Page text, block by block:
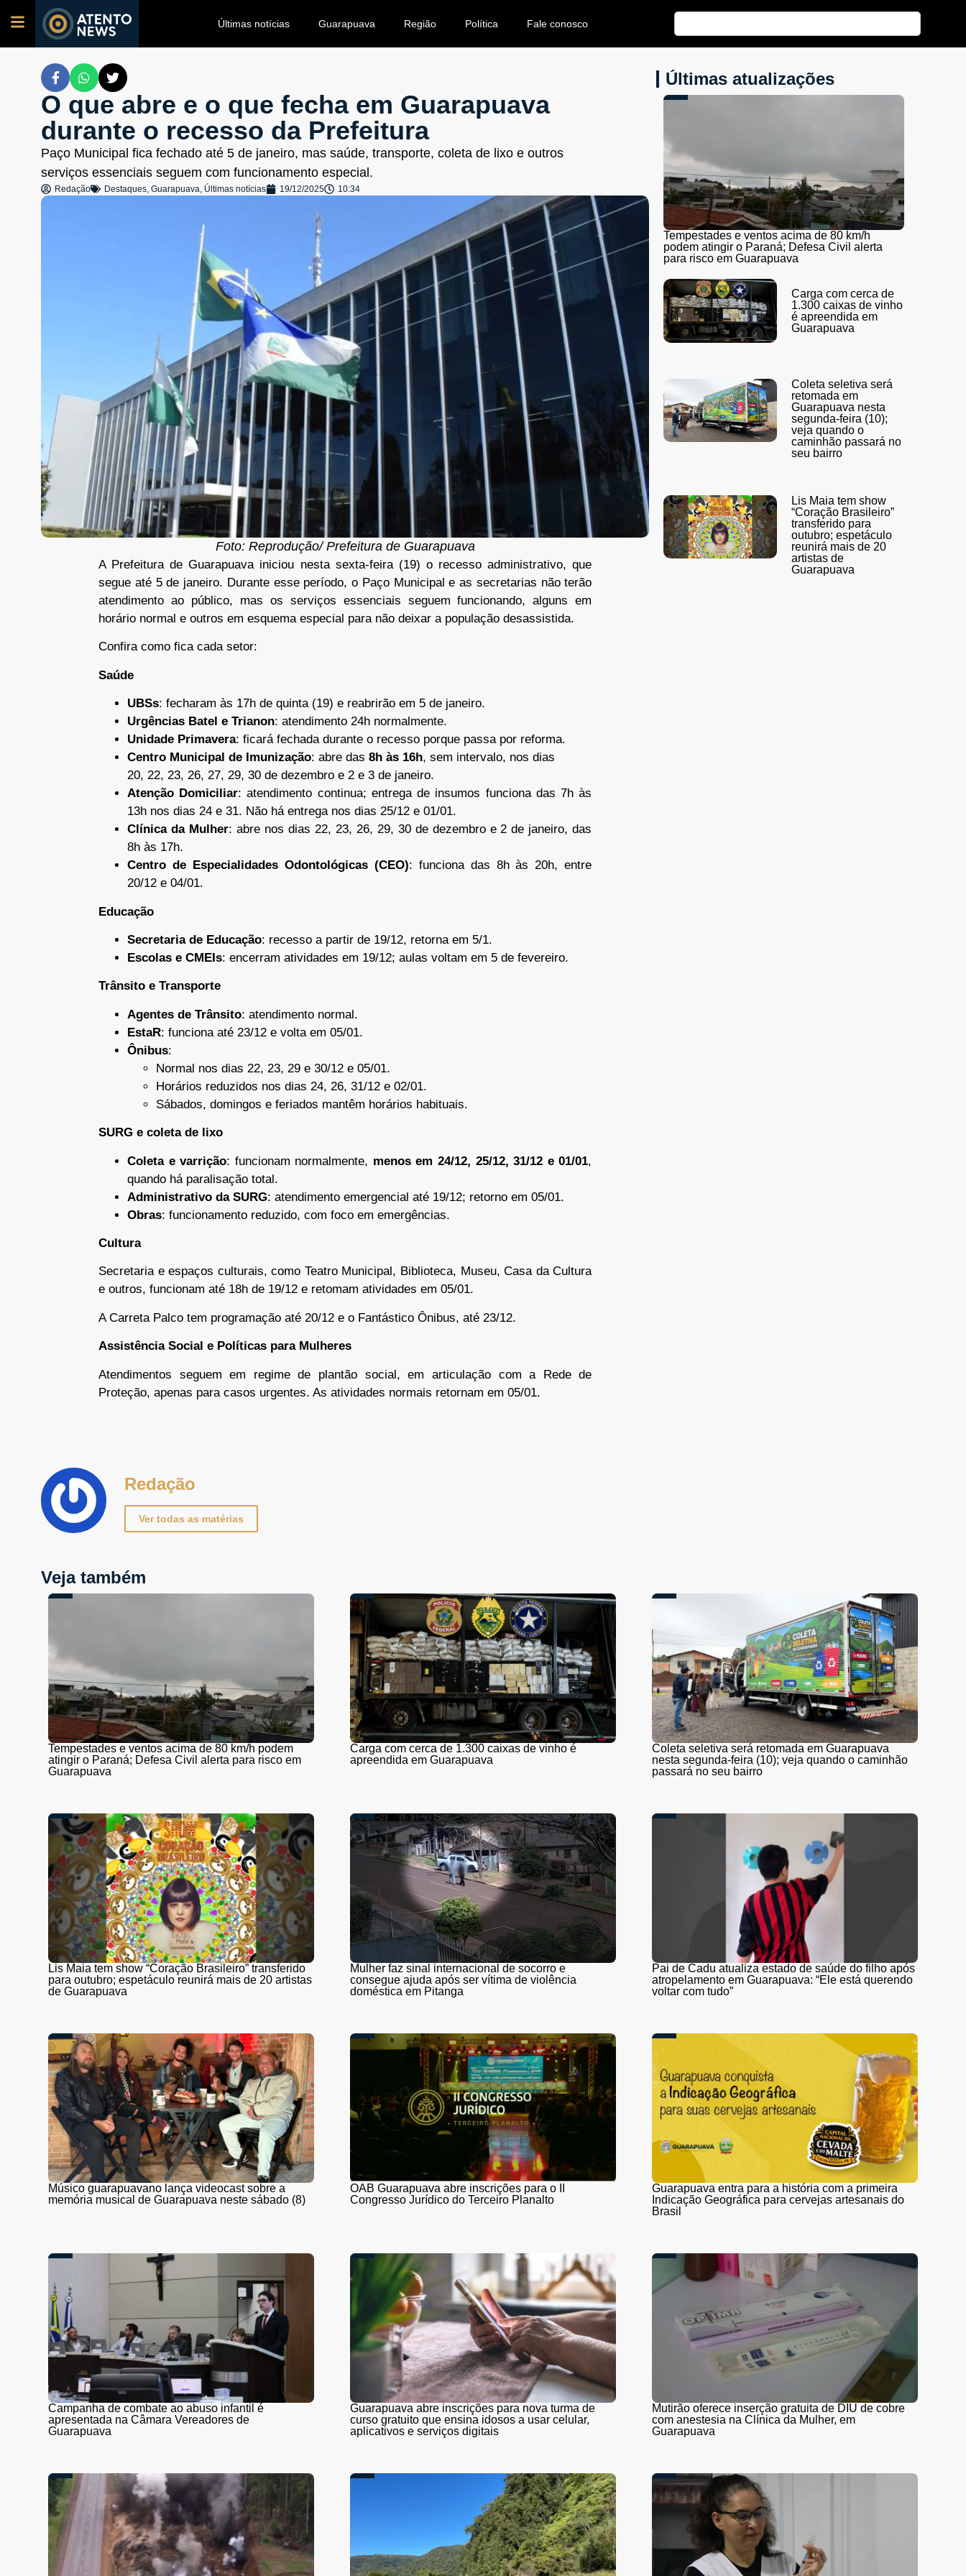
Últimas notícias Guarapuava Região Política Fale conosco
O que abre e o que fecha em Guarapuava
durante o recesso da Prefeitura
Paço Municipal fica fechado até 5 de janeiro, mas saúde, transporte, coleta de lixo e outros
serviços essenciais seguem com funcionamento especial.
Redação Destaques, Guarapuava, Últimas notícias 19/12/2025 10:34
Foto: Reprodução/ Prefeitura de Guarapuava
A Prefeitura de Guarapuava iniciou nesta sexta-feira (19) o recesso administrativo, que
segue até 5 de janeiro. Durante esse período, o Paço Municipal e as secretarias não terão
atendimento ao público, mas os serviços essenciais seguem funcionando, alguns em
horário normal e outros em esquema especial para não deixar a população desassistida.
Confira como fica cada setor:
Saúde
UBSs: fecharam às 17h de quinta (19) e reabrirão em 5 de janeiro.
Urgências Batel e Trianon: atendimento 24h normalmente.
Unidade Primavera: ficará fechada durante o recesso porque passa por reforma.
Centro Municipal de Imunização: abre das 8h às 16h, sem intervalo, nos dias
20, 22, 23, 26, 27, 29, 30 de dezembro e 2 e 3 de janeiro.
Atenção Domiciliar: atendimento continua; entrega de insumos funciona das 7h às
13h nos dias 24 e 31. Não há entrega nos dias 25/12 e 01/01.
Clínica da Mulher: abre nos dias 22, 23, 26, 29, 30 de dezembro e 2 de janeiro, das
8h às 17h.
Centro de Especialidades Odontológicas (CEO): funciona das 8h às 20h, entre
20/12 e 04/01.
Educação
Secretaria de Educação: recesso a partir de 19/12, retorna em 5/1.
Escolas e CMEIs: encerram atividades em 19/12; aulas voltam em 5 de fevereiro.
Trânsito e Transporte
Agentes de Trânsito: atendimento normal.
EstaR: funciona até 23/12 e volta em 05/01.
Ônibus:
Normal nos dias 22, 23, 29 e 30/12 e 05/01.
Horários reduzidos nos dias 24, 26, 31/12 e 02/01.
Sábados, domingos e feriados mantêm horários habituais.
SURG e coleta de lixo
Coleta e varrição: funcionam normalmente, menos em 24/12, 25/12, 31/12 e 01/01,
quando há paralisação total.
Administrativo da SURG: atendimento emergencial até 19/12; retorno em 05/01.
Obras: funcionamento reduzido, com foco em emergências.
Cultura
Secretaria e espaços culturais, como Teatro Municipal, Biblioteca, Museu, Casa da Cultura
e outros, funcionam até 18h de 19/12 e retomam atividades em 05/01.
A Carreta Palco tem programação até 20/12 e o Fantástico Ônibus, até 23/12.
Assistência Social e Políticas para Mulheres
Atendimentos seguem em regime de plantão social, em articulação com a Rede de
Proteção, apenas para casos urgentes. As atividades normais retornam em 05/01.
Últimas atualizações
Tempestades e ventos acima de 80 km/h
podem atingir o Paraná; Defesa Civil alerta
para risco em Guarapuava
Carga com cerca de
1.300 caixas de vinho
é apreendida em
Guarapuava
Coleta seletiva será
retomada em
Guarapuava nesta
segunda-feira (10);
veja quando o
caminhão passará no
seu bairro
Lis Maia tem show
“Coração Brasileiro”
transferido para
outubro; espetáculo
reunirá mais de 20
artistas de
Guarapuava
Redação
Ver todas as matérias
Veja também
Tempestades e ventos acima de 80 km/h podem
atingir o Paraná; Defesa Civil alerta para risco em
Guarapuava
Carga com cerca de 1.300 caixas de vinho é
apreendida em Guarapuava
Coleta seletiva será retomada em Guarapuava
nesta segunda-feira (10); veja quando o caminhão
passará no seu bairro
Lis Maia tem show “Coração Brasileiro” transferido
para outubro; espetáculo reunirá mais de 20 artistas
de Guarapuava
Mulher faz sinal internacional de socorro e
consegue ajuda após ser vítima de violência
doméstica em Pitanga
Pai de Cadu atualiza estado de saúde do filho após
atropelamento em Guarapuava: “Ele está querendo
voltar com tudo”
Músico guarapuavano lança videocast sobre a
memória musical de Guarapuava neste sábado (8)
OAB Guarapuava abre inscrições para o II
Congresso Jurídico do Terceiro Planalto
Guarapuava entra para a história com a primeira
Indicação Geográfica para cervejas artesanais do
Brasil
Campanha de combate ao abuso infantil é
apresentada na Câmara Vereadores de
Guarapuava
Guarapuava abre inscrições para nova turma de
curso gratuito que ensina idosos a usar celular,
aplicativos e serviços digitais
Mutirão oferece inserção gratuita de DIU de cobre
com anestesia na Clínica da Mulher, em
Guarapuava